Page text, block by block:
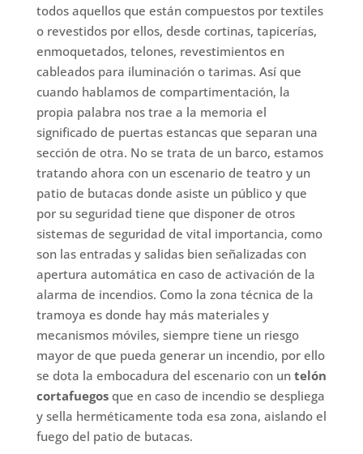
todos aquellos que están compuestos por textiles
o revestidos por ellos, desde cortinas, tapicerías,
enmoquetados, telones, revestimientos en
cableados para iluminación o tarimas. Así que
cuando hablamos de compartimentación, la
propia palabra nos trae a la memoria el
significado de puertas estancas que separan una
sección de otra. No se trata de un barco, estamos
tratando ahora con un escenario de teatro y un
patio de butacas donde asiste un público y que
por su seguridad tiene que disponer de otros
sistemas de seguridad de vital importancia, como
son las entradas y salidas bien señalizadas con
apertura automática en caso de activación de la
alarma de incendios. Como la zona técnica de la
tramoya es donde hay más materiales y
mecanismos móviles, siempre tiene un riesgo
mayor de que pueda generar un incendio, por ello
se dota la embocadura del escenario con un telón
cortafuegosque en caso de incendio se despliega
y sella herméticamente toda esa zona, aislando el
fuego del patio de butacas.